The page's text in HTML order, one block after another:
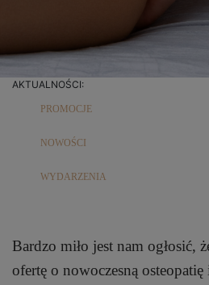
AKTUALNOŚCI:
PROMOCJE
NOWOŚCI
WYDARZENIA
Bardzo miło jest nam ogłosić,
ofertę o nowoczesną